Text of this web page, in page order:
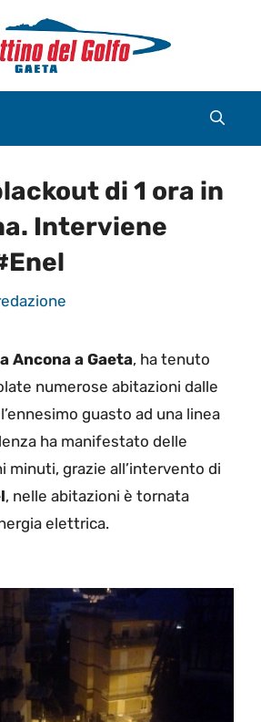
di 1 ora in
Interviene
Ancona a Gaeta, ha tenuto
numerose abitazioni dalle
guasto ad una linea
ha manifestato delle
minuti, grazie all’intervento di
, nelle abitazioni è tornata
elettrica.